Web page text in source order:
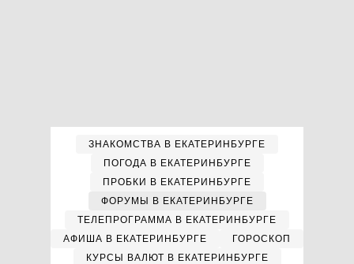
ЗНАКОМСТВА В ЕКАТЕРИНБУРГЕ
ПОГОДА В ЕКАТЕРИНБУРГЕ
ПРОБКИ В ЕКАТЕРИНБУРГЕ
ФОРУМЫ В ЕКАТЕРИНБУРГЕ
ТЕЛЕПРОГРАММА В ЕКАТЕРИНБУРГЕ
АФИША В ЕКАТЕРИНБУРГЕ
ГОРОСКОП
КУРСЫ ВАЛЮТ В ЕКАТЕРИНБУРГЕ